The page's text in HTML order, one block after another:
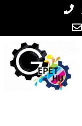
tartalomba